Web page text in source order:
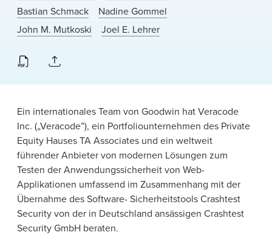
News & Events
Bastian Schmack
Nadine Gommel
John M. Mutkoski
Joel E. Lehrer
Ein internationales Team von Goodwin hat Veracode
Inc. („Veracode”), ein Portfoliounternehmen des Private
Equity Hauses TA Associates und ein weltweit
führender Anbieter von modernen Lösungen zum
Testen der Anwendungssicherheit von Web-
Applikationen umfassend im Zusammenhang mit der
Übernahme des Software- Sicherheitstools Crashtest
Security von der in Deutschland ansässigen Crashtest
Security GmbH beraten.